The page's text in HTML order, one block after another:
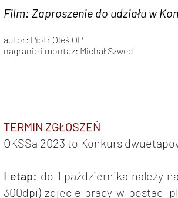
Film: Zaproszenie do udziału w
autor: Piotr Oleś OP
nagranie i montaż: Michał Szwed
TERMIN ZGŁOSZEŃ
OKSSa 2023 to Konkurs
I etap: do 1 października należy
300dpi) zdjęcie pracy w postaci